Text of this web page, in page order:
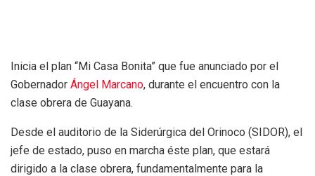
Inicia el plan “Mi Casa Bonita” que fue anunciado por el
Gobernador Ángel Marcano, durante el encuentro con la
clase obrera de Guayana.
Desde el auditorio de la Siderúrgica del Orinoco (SIDOR), el
jefe de estado, puso en marcha éste plan, que estará
dirigido a la clase obrera, fundamentalmente para la